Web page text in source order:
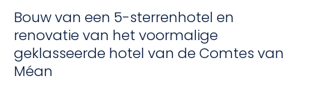
Bouw van een 5-sterrenhotel en
renovatie van het voormalige
geklasseerde hotel van de Comtes van
Méan